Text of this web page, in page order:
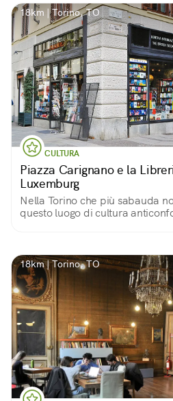
18km | Torino, TO
CULTURA
Piazza Carignano e la
Luxemburg
Nella Torino che più sabauda
questo luogo di cultura
18km | Torino, TO